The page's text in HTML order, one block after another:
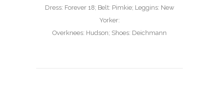
Dress: Forever 18; Belt: Pimkie; Leggins: New
Yorker:
Overknees: Hudson; Shoes: Deichmann